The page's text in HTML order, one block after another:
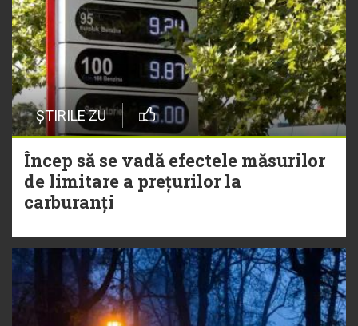
ȘTIRILE ZU
Încep să se vadă efectele măsurilor
de limitare a prețurilor la
carburanți